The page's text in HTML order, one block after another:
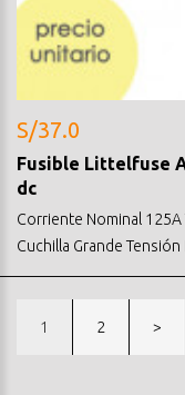
S/37.0
Fusible Littelfuse
dc
Corriente Nominal
Cuchilla Grande Tensión
1 2 >